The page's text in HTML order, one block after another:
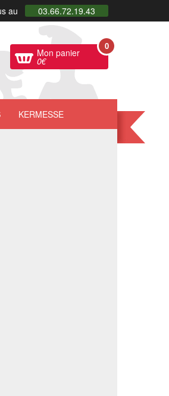
au 03.66.72.19.43
Mon panier
0€
0
KERMESSE